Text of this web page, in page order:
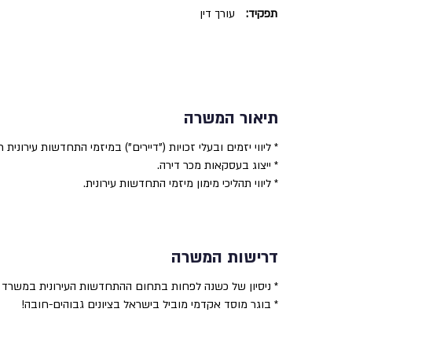
עורך דין תפקיד:
תיאור המשרה
* ליווי יזמים ובעלי זכויות ("דיירים") במיזמי התחדשות
* ייצוג בעסקאות מכר דירה.
* ליווי תהליכי מימון מיזמי התחדשות עירונית.
דרישות המשרה
* ניסיון של כשנה לפחות בתחום ההתחדשות העירונית
* בוגר מוסד אקדמי מוביל בישראל בציונים גבוהים-חובה!